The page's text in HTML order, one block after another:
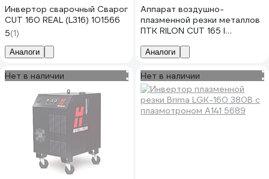
Инвертор сварочный Сварог
CUT 160 REAL (L316) 101566
5(1)
Аналоги
Аппарат воздушно-
плазменной резки металлов
ПТК RILON CUT 165 I
Аналоги
Нет в наличии Нет в наличии